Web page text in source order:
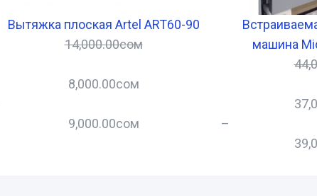
Вытяжка плоская Artel ART60-90
14,000.00сом
8,000.00сом
9,000.00сом
машина
–